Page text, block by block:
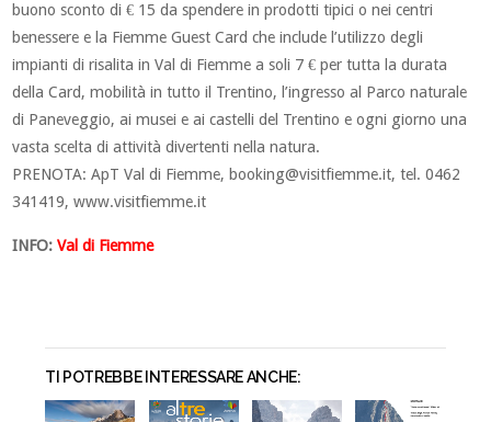
buono sconto di € 15 da spendere in prodotti tipici o nei centri
benessere e la Fiemme Guest Card che include l’utilizzo degli
impianti di risalita in Val di Fiemme a soli 7 € per tutta la durata
della Card, mobilità in tutto il Trentino, l’ingresso al Parco naturale
di Paneveggio, ai musei e ai castelli del Trentino e ogni giorno una
vasta scelta di attività divertenti nella natura.
PRENOTA: ApT Val di Fiemme, booking@visitfiemme.it, tel. 0462
341419, www.visitfiemme.it
INFO: Val di Fiemme
TI POTREBBE INTERESSARE ANCHE: